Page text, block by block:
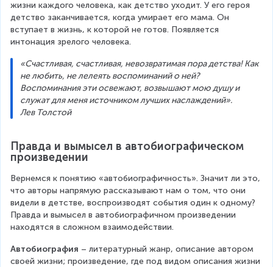
жизни каждого человека, как детство уходит. У его героя
детство заканчивается, когда умирает его мама. Он
вступает в жизнь, к которой не готов. Появляется
интонация зрелого человека.
«Счастливая, счастливая, невозвратимая пора детства! Как
не любить, не лелеять воспоминаний о ней?
Воспоминания эти освежают, возвышают мою душу и
служат для меня источником лучших наслаждений».
Лев Толстой
Правда и вымысел в автобиографическом
произведении
Вернемся к понятию «автобиографичность». Значит ли это,
что авторы напрямую рассказывают нам о том, что они
видели в детстве, воспроизводят события один к одному?
Правда и вымысел в автобиографичном произведении
находятся в сложном взаимодействии.
Автобиография – литературный жанр, описание автором
своей жизни; произведение, где под видом описания жизни